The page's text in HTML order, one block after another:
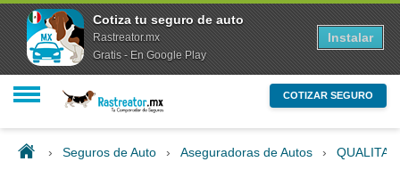
COTIZAR SEGURO
› Seguros de Auto › Aseguradoras de Autos › QUALITAS
Cotiza tu seguro de auto
Rastreator.mx
Gratis - En Google Play
Instalar